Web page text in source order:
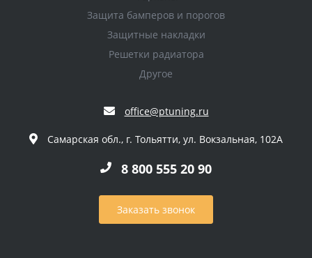
Защита бамперов и порогов
Защитные накладки
Решетки радиатора
Другое
office@ptuning.ru
Самарская обл., г. Тольятти, ул. Вокзальная, 102А
8 800 555 20 90
Заказать звонок